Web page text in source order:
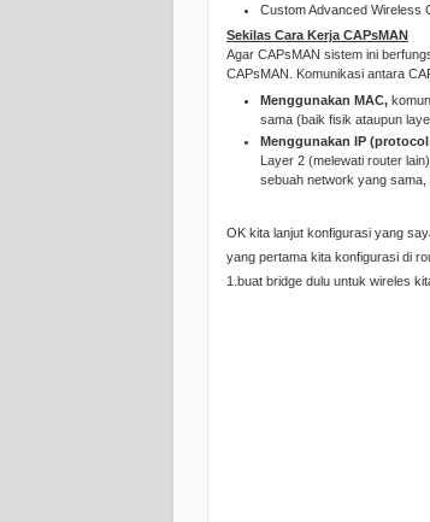
Custom Advanced Wireless
Sekilas Cara Kerja CAPsMAN
Agar CAPsMAN sistem ini
CAPsMAN. Komunikasi antara
Menggunakan MAC,
sama (baik fisik ataupun
Menggunakan IP (protocol
Layer 2 (melewati router
sebuah network yang
OK kita lanjut konfigurasi yang
yang pertama kita konfigurasi di
1.buat bridge dulu untuk wireles